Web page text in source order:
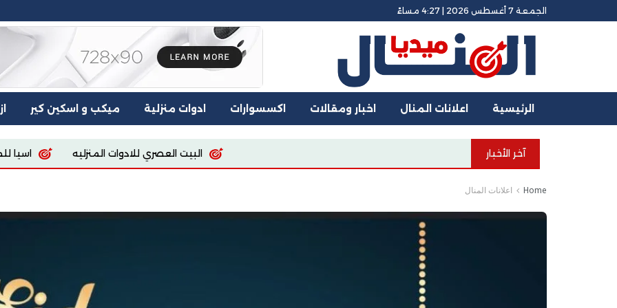
الجمعة 7 أغسطس 2026 | 4:27 مساءً
الرئيسية اعلانات المنال اخبار ومقالات اكسسوارات ادوات منزلية ميكب و اسكين كير
آخر الأخبار البيت العصري للادوات المنزليه اسيا للملابس
Home اعلانات المنال